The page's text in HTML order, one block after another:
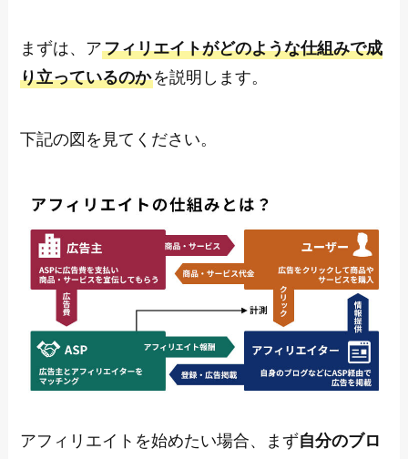
まずは、アフィリエイトがどのような仕組みで成
り立っているのかを説明します。
下記の図を見てください。
アフィリエイトを始めたい場合、まず自分のブロ